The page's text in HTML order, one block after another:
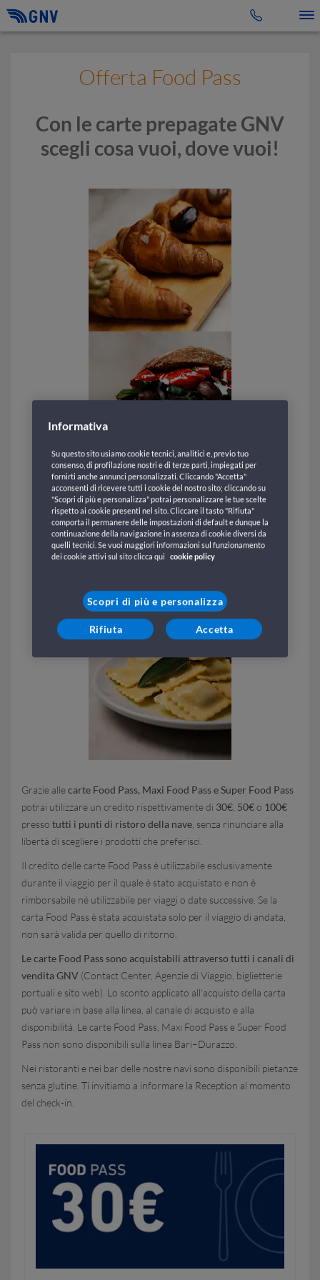
Offerta Food Pass
Con le carte prepagate GNV
scegli cosa vuoi, dove vuoi!
Grazie allecarte Food Pass, Maxi Food Pass e Super Food Pass
potrai utilizzare un credito rispettivamente di 30€ 50€o 100€
presso tutti i punti di ristoro della nave , senza rinunciare alla
libertà di scegliere i prodotti che preferisci.
Il credito delle carte Food Pass è utilizzabile esclusivamente
durante il viaggio per il quale è stato acquistato e non è
rimborsabile né utilizzabile per viaggi o date successive. Se la
carta Food Pass è stata acquistata solo per il viaggio di andata,
non sarà valida per quello di ritorno.
Le carte Food Pass sono acquistabili attraverso tutti i canali di
vendita GNV (Contact Center, Agenzie di Viaggio, biglietterie
portuali e sito web). Lo sconto applicato all'acquisto della carta
può variare in base alla linea, al canale di acquisto e alla
disponibilità. Le carte Food Pass, Maxi Food Pass e Super Food
Pass non sono disponibili sulla linea Bari–Durazzo.
Nei ristoranti e nei bar delle nostre navi sono disponibili pietanze
senza glutine. Ti invitiamo a informare la Reception al momento
del check-in.
Informativa
Su questo sito usiamo cookie tecnici, analitici e, previo tuo
consenso, di profilazione nostri e di terze parti, impiegati per
fornirti anche annunci personalizzati. Cliccando "Accetta"
acconsenti di ricevere tutti i cookie del nostro sito; cliccando su
"Scopri di più e personalizza" potrai personalizzare le tue scelte
rispetto ai cookie presenti nel sito. Cliccare il tasto "Rifiuta"
comporta il permanere delle impostazioni di default e dunque la
continuazione della navigazione in assenza di cookie diversi da
quelli tecnici. Se vuoi maggiori informazioni sul funzionamento
dei cookie attivi sul sito clicca qui
cookie policy
Scopri di più e personalizza
Rifiuta Accetta